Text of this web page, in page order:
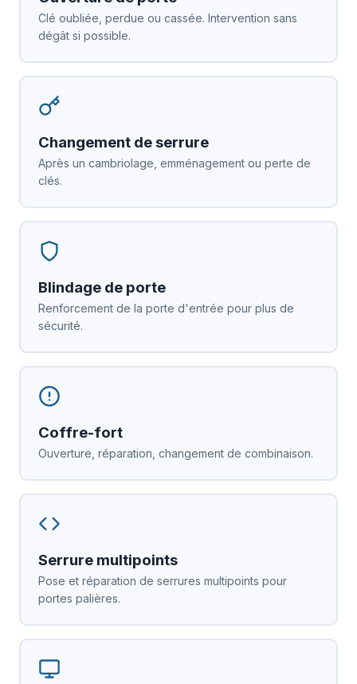
Clé oubliée, perdue ou cassée. Intervention sans
dégât si possible.
Changement de serrure
Après un cambriolage, emménagement ou perte de
clés.
Blindage de porte
Renforcement de la porte d'entrée pour plus de
sécurité.
Coffre-fort
Ouverture, réparation, changement de combinaison.
Serrure multipoints
Pose et réparation de serrures multipoints pour
portes palières.